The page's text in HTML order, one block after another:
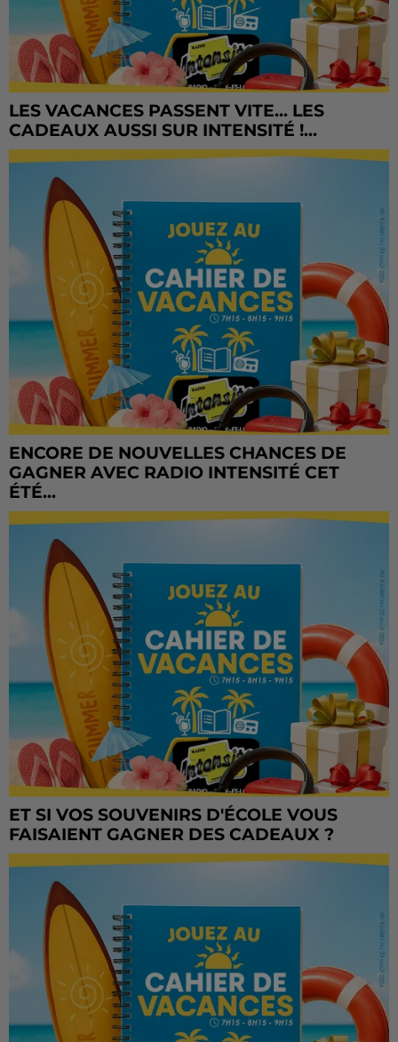
LES VACANCES PASSENT VITE... LES
CADEAUX AUSSI SUR INTENSITÉ !...
ENCORE DE NOUVELLES CHANCES DE
GAGNER AVEC RADIO INTENSITÉ CET
ÉTÉ...
ET SI VOS SOUVENIRS D'ÉCOLE VOUS
FAISAIENT GAGNER DES CADEAUX ?